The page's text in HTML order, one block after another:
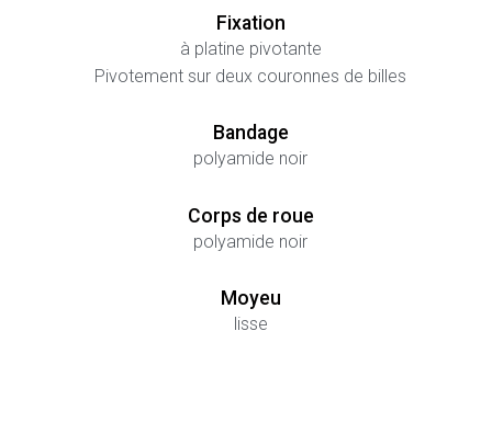
Fixation
à platine pivotante
Pivotement sur deux couronnes de billes
Bandage
polyamide noir
Corps de roue
polyamide noir
Moyeu
lisse